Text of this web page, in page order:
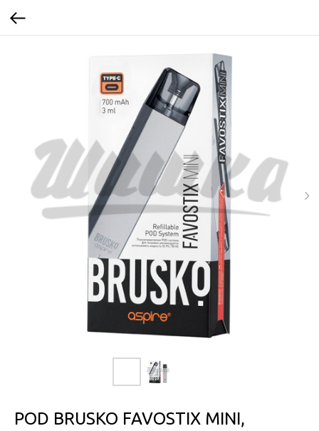
POD BRUSKO FAVOSTIX MINI,